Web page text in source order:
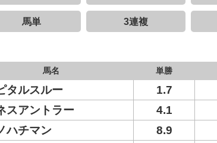
馬単 3連複
馬名 単勝
タルスルー 1.7
スアントラー 4.1
ハチマン 8.9